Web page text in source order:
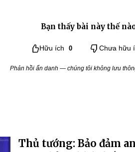
Bạn thấy bài này thế
Hữu ích 0 Chưa hữu
Phản hồi ẩn danh — chúng tôi không lưu
Thủ tướng: Bảo đảm